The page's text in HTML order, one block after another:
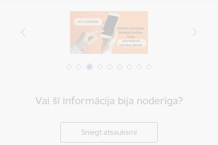
Vai šī informācija bija noderīga?
Sniegt atsauksmi